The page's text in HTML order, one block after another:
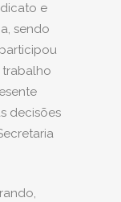
e
sendo
decisões